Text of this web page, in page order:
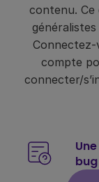
contenu. Ce
compte
connecter/